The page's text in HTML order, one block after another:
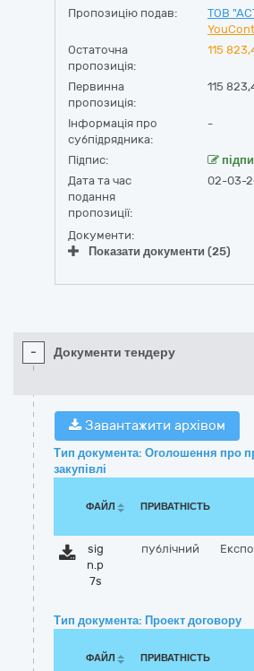
Пропозицію подав: ТОВ
Остаточна
пропозиція:
115
Первинна
пропозиція:
115
Інформація про
субпідрядника:
-
Підпис:
Дата та час
подання
пропозиції:
02-03-
Документи:
Показати документи (25)
- Документи тендеру
Завантажити архівом
Тип документа: Оголошення про
закупівлі
ФАЙЛ ПРИВАТНІСТЬ
sig
n.p
7s
публічний
Тип документа: Проект договору
ФАЙЛ ПРИВАТНІСТЬ